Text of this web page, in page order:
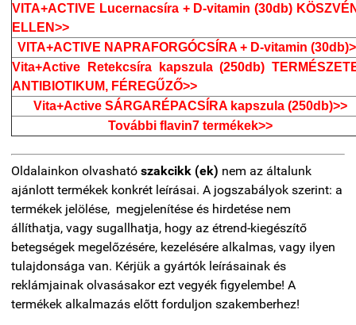
VITA+ACTIVE Lucernacsíra + D-vitamin (30db)
ELLEN>>
VITA+ACTIVE NAPRAFORGÓCSÍRA + D-vitamin
Vita+Active Retekcsíra kapszula (250db)
ANTIBIOTIKUM, FÉREGŰZŐ>>
Vita+Active SÁRGARÉPACSÍRA kapszula (250db)>>
További flavin7 termékek>>
Oldalainkon olvasható szakcikk (ek) nem az általunk
ajánlott termékek konkrét leírásai. A jogszabályok szerint: a
termékek jelölése, megjelenítése és hirdetése nem
állíthatja, vagy sugallhatja, hogy az étrend-kiegészítő
betegségek megelőzésére, kezelésére alkalmas, vagy ilyen
tulajdonsága van. Kérjük a gyártók leírásainak és
reklámjainak olvasásakor ezt vegyék figyelembe! A
termékek alkalmazás előtt forduljon szakemberhez!